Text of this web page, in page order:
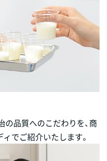
の品質へのこだわりを、商
でご紹介いたします。